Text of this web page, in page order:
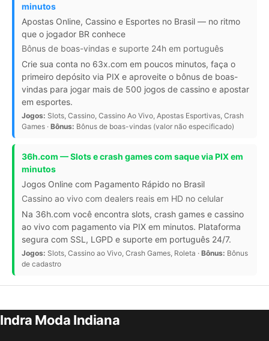
minutos
Apostas Online, Cassino e Esportes no Brasil — no ritmo
que o jogador BR conhece
Bônus de boas-vindas e suporte 24h em português
Crie sua conta no 63x.com em poucos minutos, faça o
primeiro depósito via PIX e aproveite o bônus de boas-
vindas para jogar mais de 500 jogos de cassino e apostar
em esportes.
Jogos: Slots, Cassino, Cassino Ao Vivo, Apostas Esportivas, Crash
Games · Bônus: Bônus de boas-vindas (valor não especificado)
36h.com — Slots e crash games com saque via PIX em
minutos
Jogos Online com Pagamento Rápido no Brasil
Cassino ao vivo com dealers reais em HD no celular
Na 36h.com você encontra slots, crash games e cassino
ao vivo com pagamento via PIX em minutos. Plataforma
segura com SSL, LGPD e suporte em português 24/7.
Jogos: Slots, Cassino ao Vivo, Crash Games, Roleta · Bônus: Bônus
de cadastro
Indra Moda Indiana